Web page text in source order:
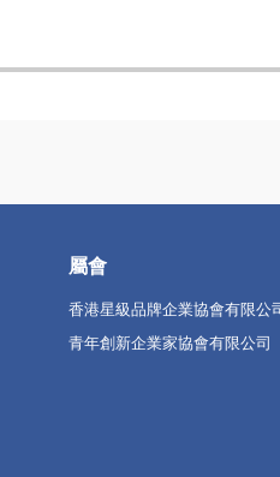
屬會
香港星級品牌企業協會有限公
青年創新企業家協會有限公司